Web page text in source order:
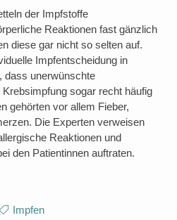
der Impfstoffe
Reaktionen fast gänzlich
diese gar nicht so selten auf.
Impfentscheidung in
dass unerwünschte
sogar recht häufig
gehörten vor allem Fieber,
Die Experten verweisen
Reaktionen und
den Patientinnen auftraten.
Impfen